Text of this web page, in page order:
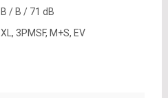
B / B / 71 dB
XL, 3PMSF, M+S, EV